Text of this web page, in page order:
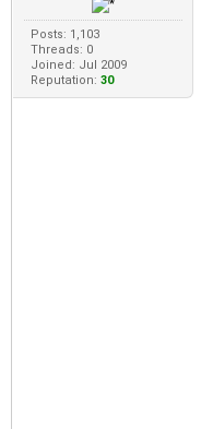
Posts: 1,103
Threads: 0
Joined: Jul 2009
Reputation: 30